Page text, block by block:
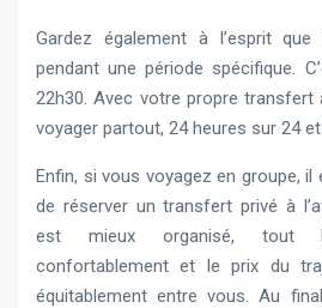
Gardez également à l’esprit
pendant une période spécifique.
22h30. Avec votre propre transfert
voyager partout, 24 heures sur 24
Enfin, si vous voyagez en groupe,
de réserver un transfert privé à
est mieux organisé, tout
confortablement et le prix du
équitablement entre vous. Au